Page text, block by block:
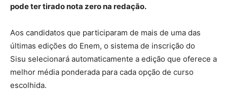
pode ter tirado nota zero na redação.
Aos candidatos que participaram de mais de uma das
últimas edições do Enem, o sistema de inscrição do
Sisu selecionará automaticamente a edição que oferece a
melhor média ponderada para cada opção de curso
escolhida.